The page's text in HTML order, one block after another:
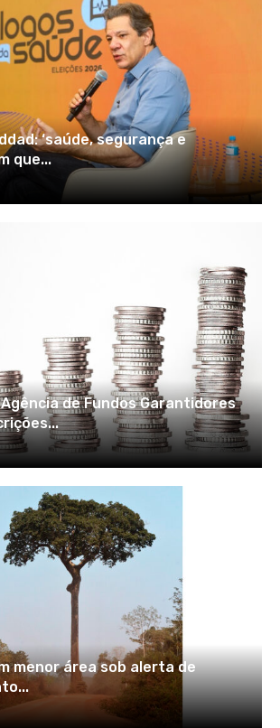
‘saúde, segurança e
que...
de Fundos Garantidores
menor área sob alerta de